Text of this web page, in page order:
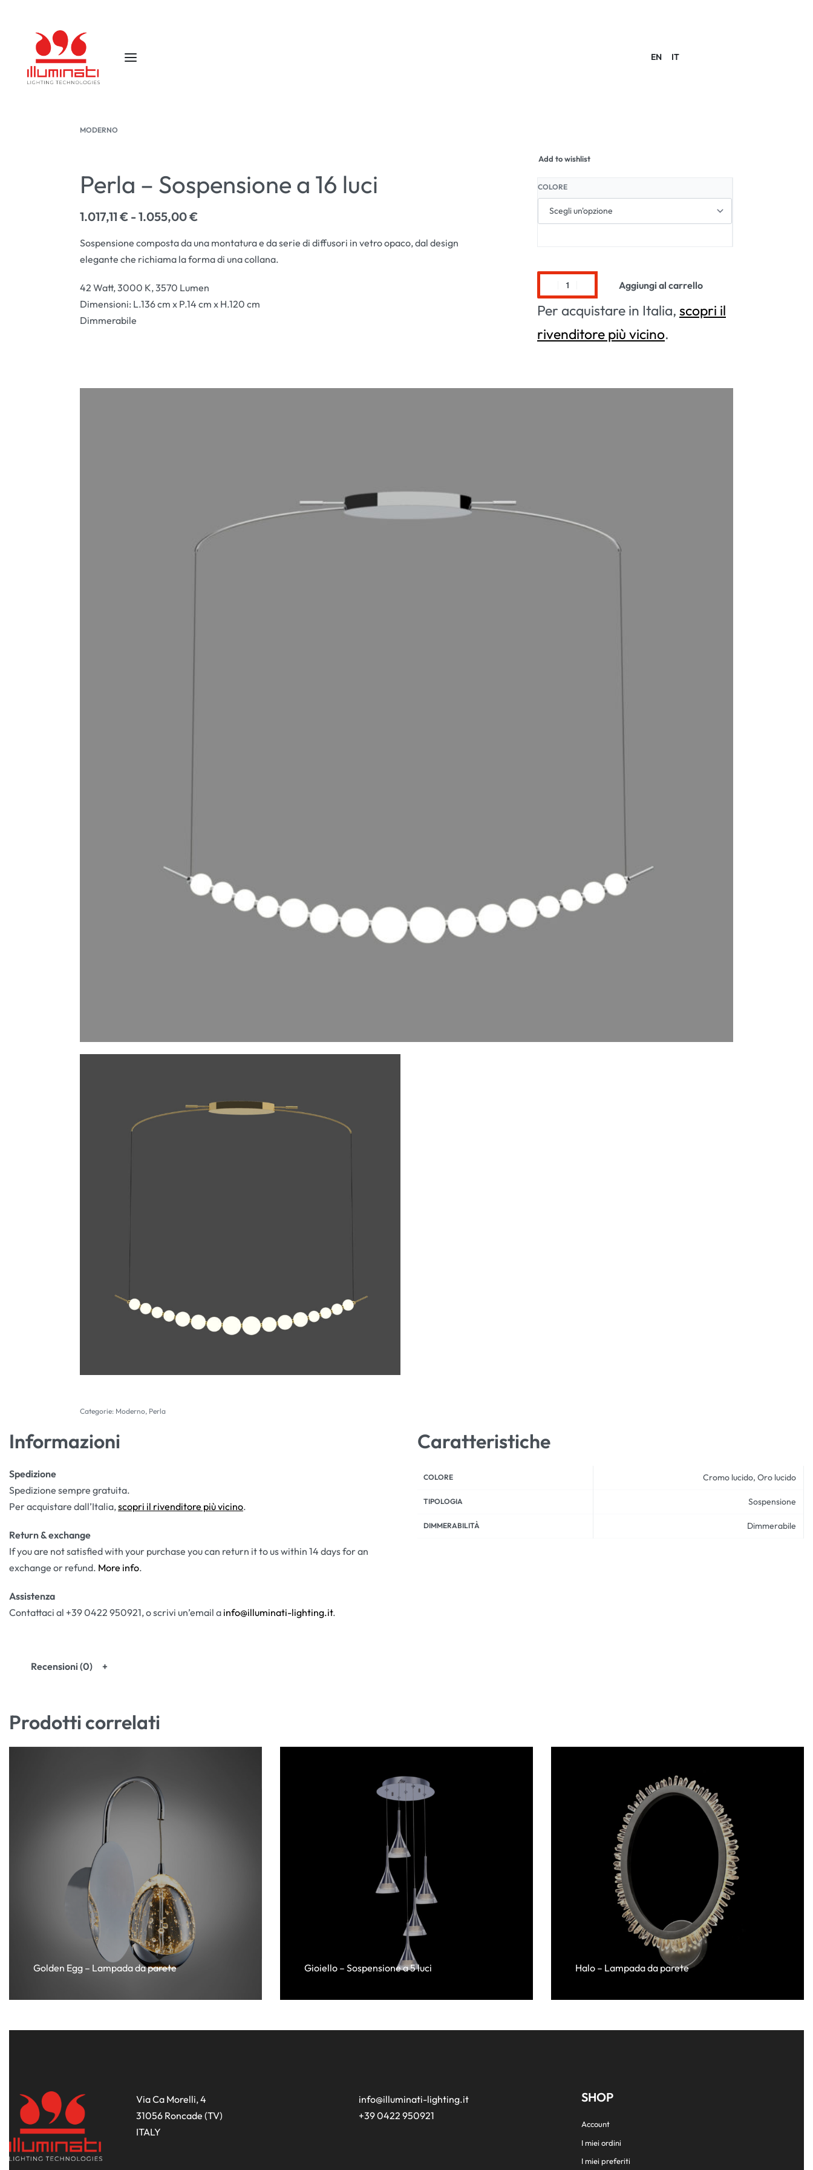
EN IT
MODERNO
Perla – Sospensione a 16 luci
1.017,11 € 1.055,00€
Sospensione composta da una montatura e da serie di diffusori in vetro opaco, dal design
elegante che richiama la forma di una collana.
42 Watt, 3000 K,3570 Lumen
Dimensioni: L.136cm x P.14 cm x H.120 cm
Dimmerabile
Add to wishlist
COLORE
Aggiungi al carrello
Per acquistare in Italia, scopri il
rivenditore più vicino.
Categorie: Moderno, Perla
Informazioni
Spedizione
Spedizione sempre gratuita.
Per acquistare dall’Italia,scopri il rivenditore più vicino.
Return & exchange
If you are not satisfied with your purchase you can return it to us within 14 days for an
exchange or refund. More info.
Assistenza
Contattaci al +39 0422 950921, o scrivi un’email a info@illuminati-lighting.it.
Caratteristiche
COLORE Cromo lucido, Oro lucido
TIPOLOGIA Sospensione
DIMMERABILITÀ Dimmerabile
Recensioni (0)
Prodotti correlati
Golden Egg – Lampada da parete Gioiello – Sospensione a 5 luci Halo – Lampada da parete
Via Ca Morelli, 4
31056 Roncade (TV)
ITALY
info@illuminati-lighting.it
+39 0422 950921
SHOP
Account
I miei ordini
I miei preferiti